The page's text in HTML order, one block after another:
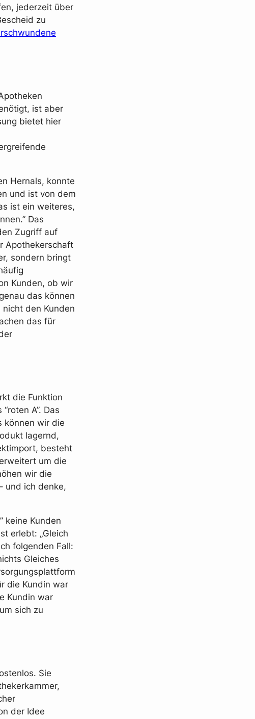
jederzeit über
zu
ist aber
bietet hier
Hernals, konnte
und ist von dem
ist ein weiteres,
Das
Zugriff auf
Apothekerschaft
sondern bringt
Kunden, ob wir
das können
nicht den Kunden
das für
die Funktion
A”. Das
können wir die
lagernd,
besteht
um die
wir die
und ich denke,
keine Kunden
erlebt: „Gleich
folgenden Fall:
Gleiches
die Kundin war
Kundin war
sich zu
Sie
der Idee